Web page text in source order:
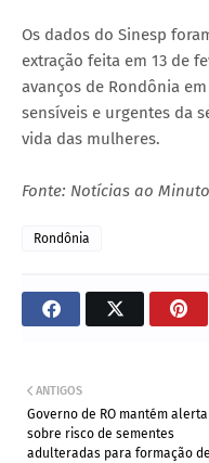
Os dados do Sinesp
extração feita em 13 de
avanços de Rondônia
sensíveis e urgentes da
vida das mulheres.
Fonte: Notícias ao Minuto
Rondônia
ANTIGOS
Governo de RO mantém alerta
sobre risco de sementes
adulteradas para formação de